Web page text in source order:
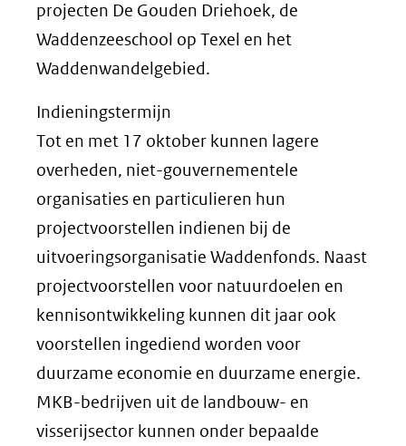
projecten De Gouden Driehoek, de
Waddenzeeschool op Texel en het
Waddenwandelgebied.
Indieningstermijn
Tot en met 17 oktober kunnen lagere
overheden, niet-gouvernementele
organisaties en particulieren hun
projectvoorstellen indienen bij de
uitvoeringsorganisatie Waddenfonds. Naast
projectvoorstellen voor natuurdoelen en
kennisontwikkeling kunnen dit jaar ook
voorstellen ingediend worden voor
duurzame economie en duurzame energie.
MKB-bedrijven uit de landbouw- en
visserijsector kunnen onder bepaalde